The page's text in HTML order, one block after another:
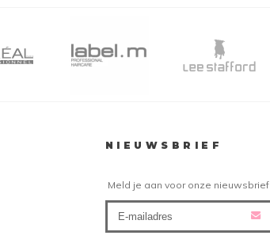
NIEUWSBRIEF
Meld je aan voor onze nieuwsbrief